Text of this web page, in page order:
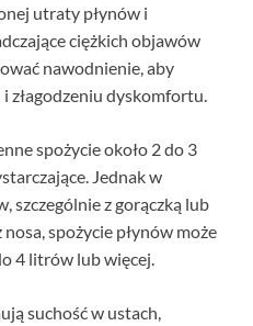
utraty płynów i
ciężkich objawów
nawodnienie, aby
złagodzeniu dyskomfortu.
spożycie około 2 do 3
Jednak w
szczególnie z gorączką lub
spożycie płynów może
4 litrów lub więcej.
suchość w ustach,